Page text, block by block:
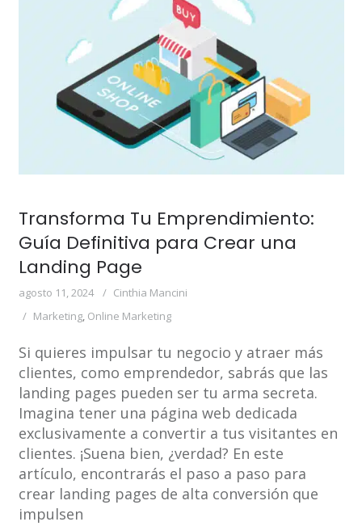
Transforma Tu Emprendimiento:
Guía Definitiva para Crear una
Landing Page
agosto 11, 2024
Cinthia Mancini
Marketing, Online Marketing
Si quieres impulsar tu negocio y atraer más
clientes, como emprendedor, sabrás que las
landing pages pueden ser tu arma secreta.
Imagina tener una página web dedicada
exclusivamente a convertir a tus visitantes en
clientes. ¡Suena bien, ¿verdad? En este
artículo, encontrarás el paso a paso para
crear landing pages de alta conversión que
impulsen